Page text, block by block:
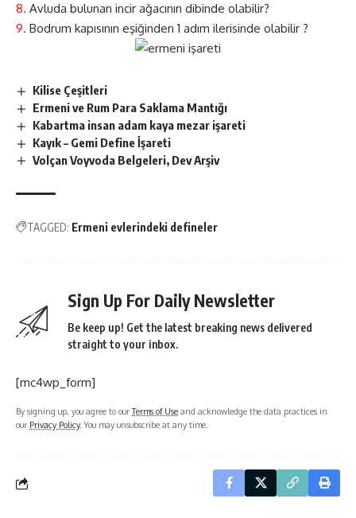
8. Avluda bulunan incir ağacının dibinde olabilir?
9. Bodrum kapısının eşiğinden 1 adım ilerisinde olabilir ?
Kilise Çeşitleri
Ermeni ve Rum Para Saklama Mantığı
Kabartma insan adam kaya mezar işareti
Kayık – Gemi Define İşareti
Volçan Voyvoda Belgeleri, Dev Arşiv
TAGGED: Ermeni evlerindeki defineler
Sign Up For Daily Newsletter
Be keep up! Get the latest breaking news delivered
straight to your inbox.
[mc4wp_form]
By signing up, you agree to ourTerms of Use and acknowledge the data practices in
our Privacy Policy. You may unsubscribe at any time.